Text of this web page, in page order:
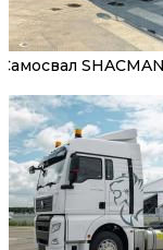
Самосвал